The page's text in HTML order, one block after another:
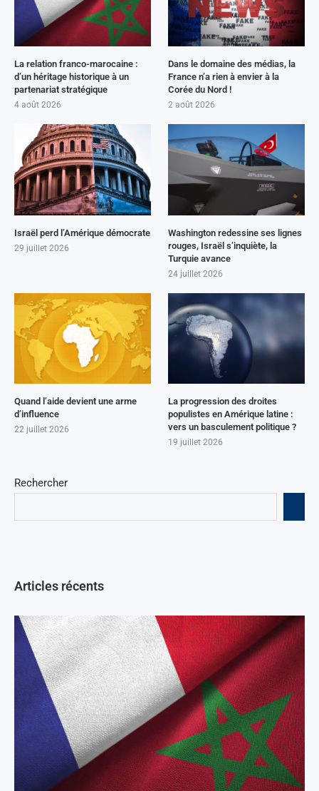
Rechercher
Articles récents
La relation franco-marocaine :
d’un héritage historique à un
partenariat stratégique
4 août 2026
Dans le domaine des médias, la
France n’a rien à envier à la
Corée du Nord !
2 août 2026
Israël perd l’Amérique démocrate
29 juillet 2026
Washington redessine ses lignes
rouges, Israël s’inquiète, la
Turquie avance
24 juillet 2026
Quand l’aide devient une arme
d’influence
22 juillet 2026
La progression des droites
populistes en Amérique latine :
vers un basculement politique ?
19 juillet 2026